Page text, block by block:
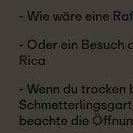
- Wie wäre eine
- Oder ein Besuch
Rica
- Wenn du trocken
beachte die